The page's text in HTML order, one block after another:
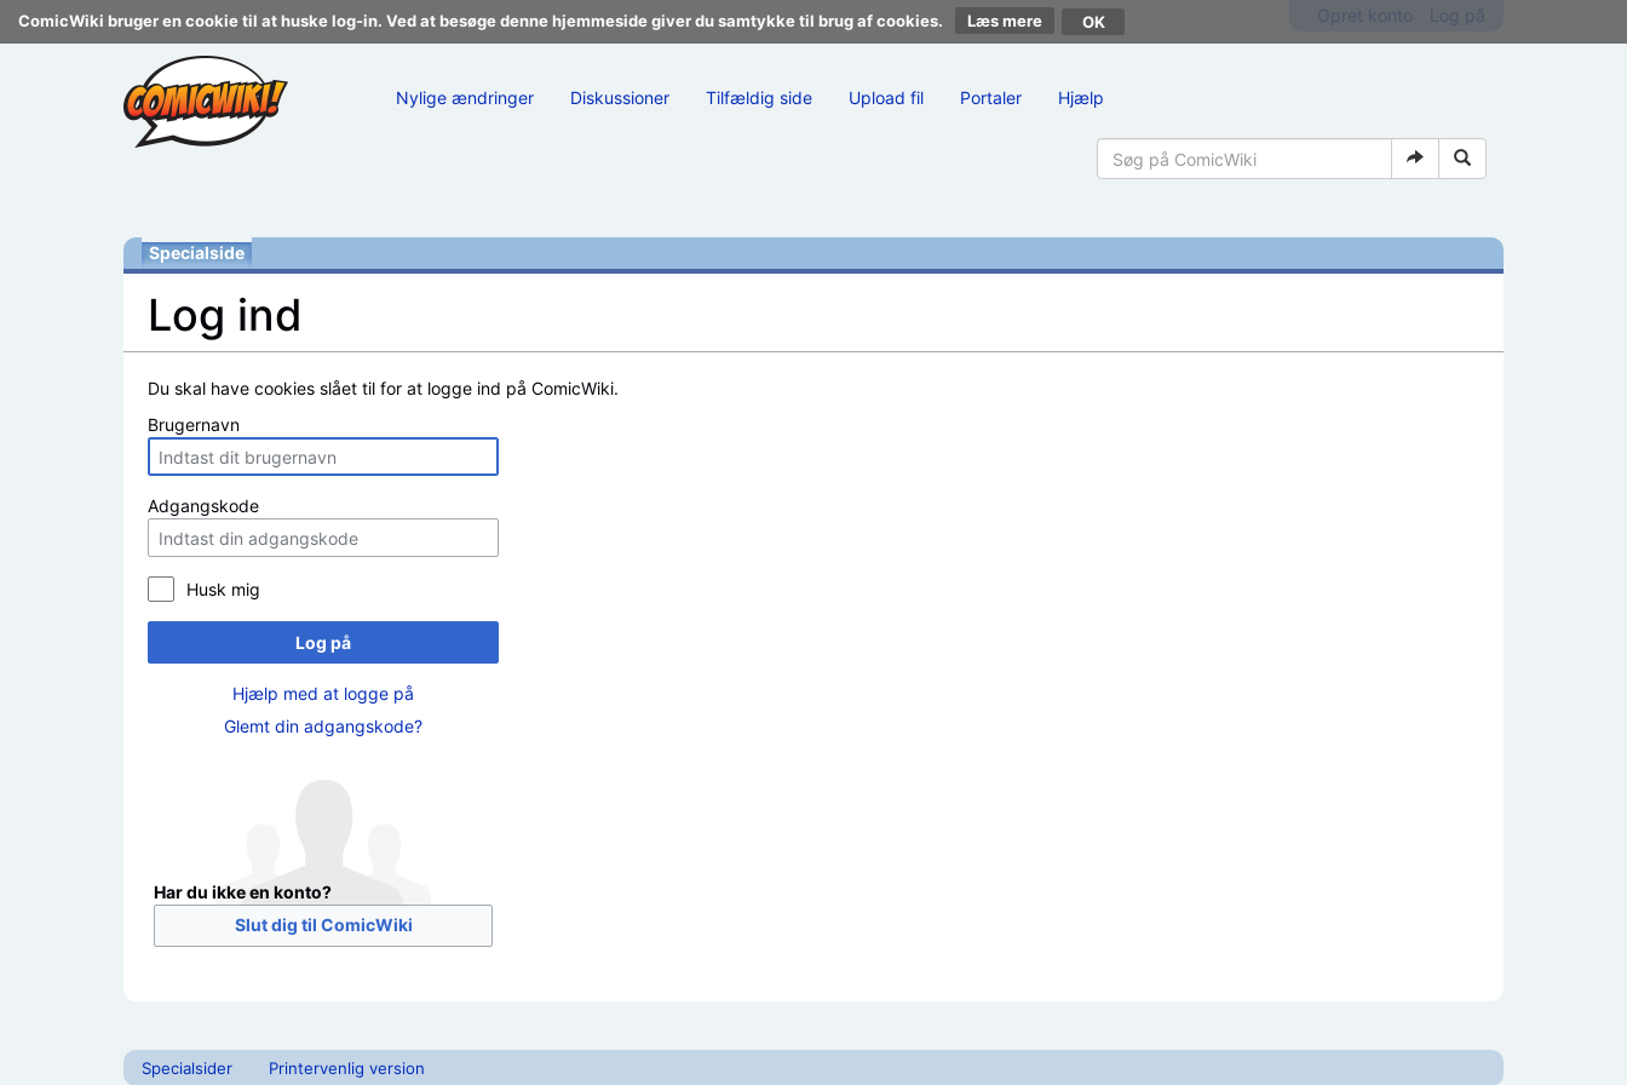
ComicWiki bruger en cookie til at huske log-in. Ved at besøge denne hjemmeside giver du samtykke til brug af cookies. Læs mere
Nylige ændringer Diskussioner Tilfældig side Upload fil Portaler Hjælp
Specialside
Log ind
Du skal have cookies slået til for at logge ind på ComicWiki.
Brugernavn
Adgangskode
Husk mig
Log på
Hjælp med at logge på
Glemt din adgangskode?
Har du ikke en konto?
Slut dig til ComicWiki
Specialsider Printervenlig version